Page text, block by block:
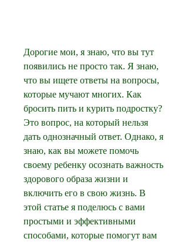
Дорогие мои, я знаю, что вы тут
появились не просто так. Я знаю,
что вы ищете ответы на вопросы,
которые мучают многих. Как
бросить пить и курить подростку?
Это вопрос, на который нельзя
дать однозначный ответ. Однако, я
знаю, как вы можете помочь
своему ребенку осознать важность
здорового образа жизни и
включить его в свою жизнь. В
этой статье я поделюсь с вами
простыми и эффективными
способами, которые помогут вам